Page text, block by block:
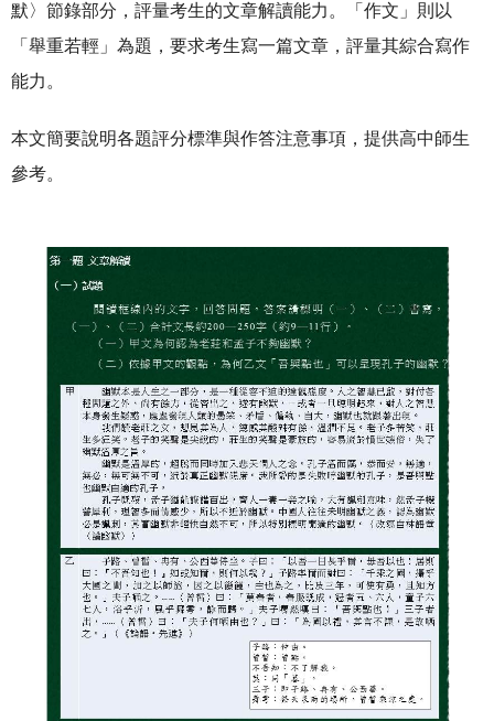
默〉節錄部分，評量考生的文章解讀能力。「作文」則以
「舉重若輕」為題，要求考生寫一篇文章，評量其綜合寫作
能力。
本文簡要說明各題評分標準與作答注意事項，提供高中師生
參考。